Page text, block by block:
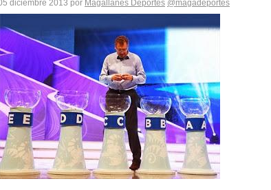
diciembre 2013 por Magallanes Deportes @magadeportes